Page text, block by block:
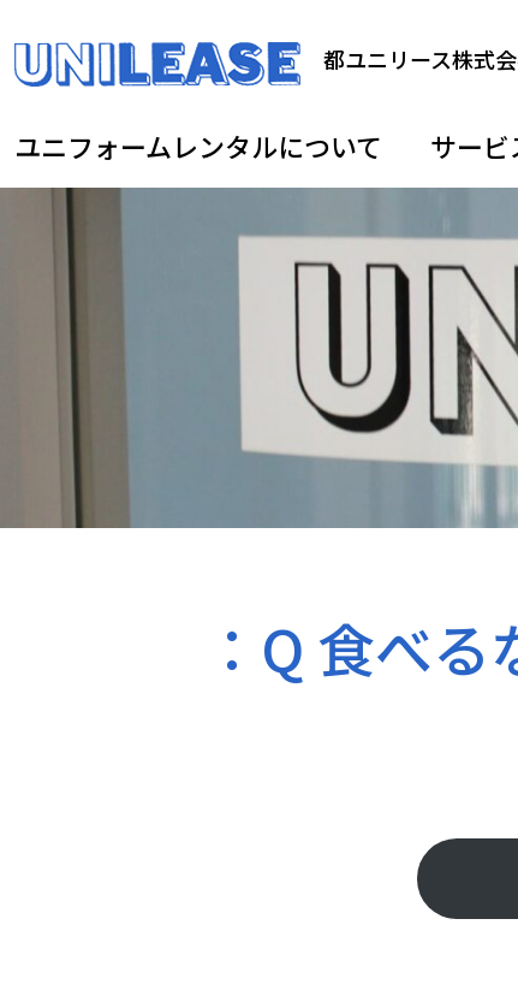
都ユニリース株式
ユニフォームレンタルについて サービ
：Q 食べ